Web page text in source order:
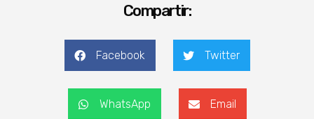
Compartir:
Facebook Twitter
WhatsApp Email